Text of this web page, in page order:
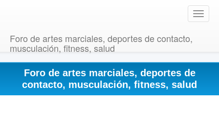
T
o
e
v
Foro de artes marciales, deportes de contacto,
musculación, fitness, salud
Foro de artes marciales, deportes de
contacto, musculación, fitness, salud